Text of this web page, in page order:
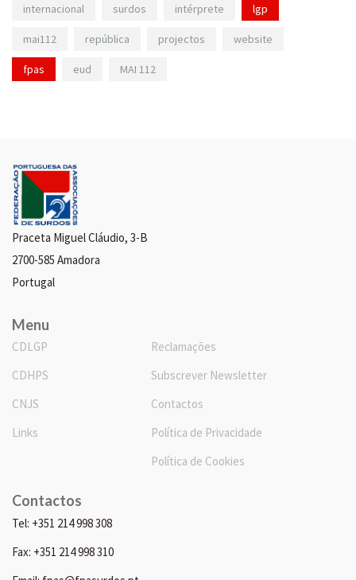
internacional surdos intérprete lgp
mai112 república projectos website
fpas eud MAI 112
Praceta Miguel Cláudio, 3-B
2700-585 Amadora
Portugal
Menu
CDLGP
CDHPS
CNJS
Links
Reclamações
Subscrever Newsletter
Contactos
Política de Privacidade
Política de Cookies
Contactos
Tel: +351 214 998 308
Fax: +351 214 998 310